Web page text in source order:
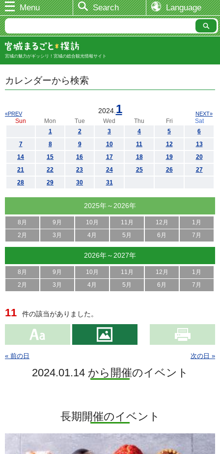
Menu Search Language
宮城の魅力がギッシリ！宮城の総合観光情報サイト
カレンダーから検索
2024. 1
«PREV NEXT»
Sun Mon Tue Wed Thu Fri
Sat
1
2 3 4 5
6
7
8 9 10 11 12
13
14
15 16 17 18 19
20
21
22 23 24 25 26
27
28
29 30 31
2025年～2026年
8月 9月 10月 11月 12月
1月
2月
3月 4月 5月 6月 7月
2026年～2027年
8月 9月 10月 11月 12月
1月
2月
3月 4月 5月 6月 7月
11 件の該当がありました。
« 前の日 次の日 »
2024.01.14 から開催のイベント
長期開催のイベント